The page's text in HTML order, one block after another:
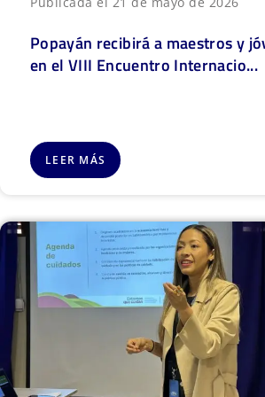
Popayán recibirá a maestros y
en el VIII Encuentro Internacio...
LEER MÁS